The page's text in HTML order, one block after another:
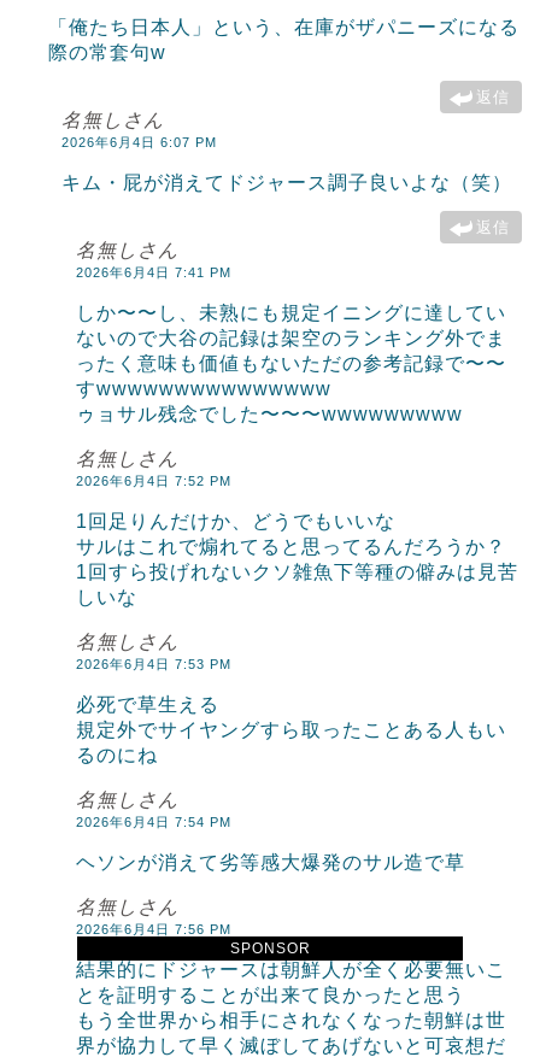
SPONSOR
「俺たち日本人」という、在庫がザパニーズになる
際の常套句w
返信
名無しさん
2026年6月4日 6:07 PM
キム・屁が消えてドジャース調子良いよな（笑）
返信
名無しさん
2026年6月4日 7:41 PM
しか〜〜し、未熟にも規定イニングに達してい
ないので大谷の記録は架空のランキング外でま
ったく意味も価値もないただの参考記録で〜〜
すwwwwwwwwwwwwwww
ゥョサル残念でした〜〜〜wwwwwwwww
名無しさん
2026年6月4日 7:52 PM
1回足りんだけか、どうでもいいな
サルはこれで煽れてると思ってるんだろうか？
1回すら投げれないクソ雑魚下等種の僻みは見苦
しいな
名無しさん
2026年6月4日 7:53 PM
必死で草生える
規定外でサイヤングすら取ったことある人もい
るのにね
名無しさん
2026年6月4日 7:54 PM
ヘソンが消えて劣等感大爆発のサル造で草
名無しさん
2026年6月4日 7:56 PM
結果的にドジャースは朝鮮人が全く必要無いこ
とを証明することが出来て良かったと思う
もう全世界から相手にされなくなった朝鮮は世
界が協力して早く滅ぼしてあげないと可哀想だ